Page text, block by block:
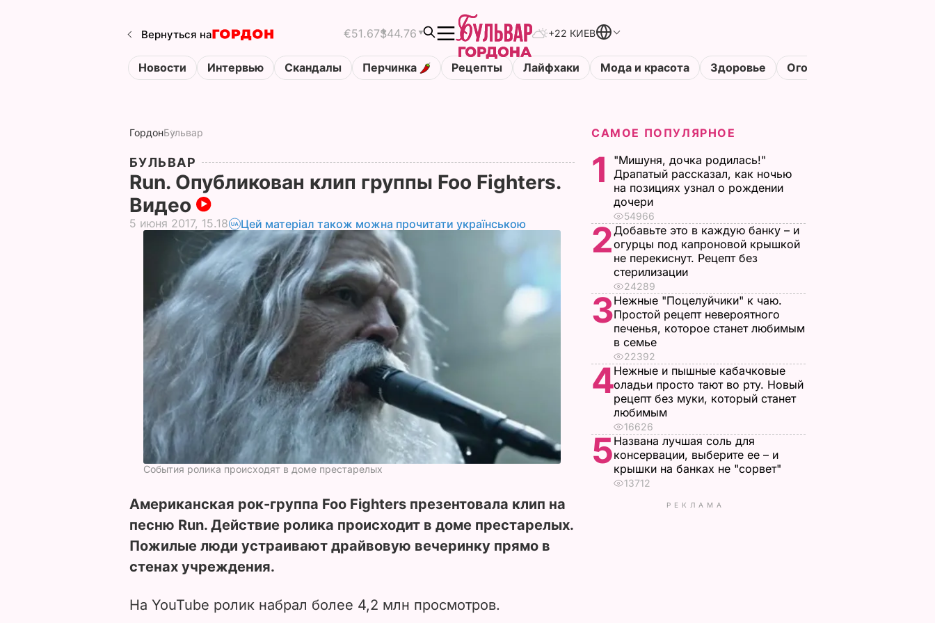
Вернуться на €51.67$44.76 +22 КИЕВ
Новости Интервью Скандалы Перчинка Рецепты Лайфхаки Мода и красота Здоровье Огороды
ГордонБульвар
БУЛЬВАР
Run. Опубликован клип группы Foo Fighters.
Видео
5 июня 2017, 15.18 Цей матеріал також можна прочитати українською
События ролика происходят в доме престарелых
Американская рок-группа Foo Fighters презентовала клип на
песню Run. Действие ролика происходит в доме престарелых.
Пожилые люди устраивают драйвовую вечеринку прямо в
стенах учреждения.
На YouTube ролик набрал более 4,2 млн просмотров.
САМОЕ ПОПУЛЯРНОЕ
1
"Мишуня, дочка родилась!"
Драпатый рассказал, как ночью
на позициях узнал о рождении
дочери
54966
2Добавьте это в каждую банку – и
огурцы под капроновой крышкой
не перекиснут. Рецепт без
стерилизации
24289
3Нежные "Поцелуйчики" к чаю.
Простой рецепт невероятного
печенья, которое станет любимым
в семье
22392
4Нежные и пышные кабачковые
оладьи просто тают во рту. Новый
рецепт без муки, который станет
любимым
16626
5Названа лучшая соль для
консервации, выберите ее – и
крышки на банках не "сорвет"
13712
РЕКЛАМА